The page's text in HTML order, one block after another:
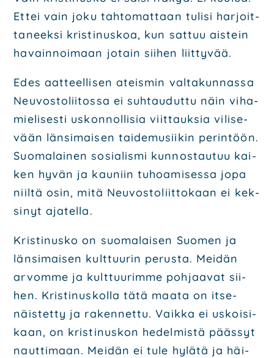
Ettei vain joku tah­to­mat­taan tuli­si har­joit­
ta­neek­si kris­ti­nus­koa, kun sat­tuu ais­tein
havain­noi­maan jotain sii­hen liit­ty­vää.
Edes aat­teel­li­sen ateis­min val­ta­kun­nas­sa
Neu­vos­to­lii­tos­sa ei suh­tau­dut­tu näin viha­
mie­li­ses­ti uskon­nol­li­sia viit­tauk­sia vili­se­
vään län­si­mai­sen tai­de­musii­kin perin­töön.
Suo­ma­lai­nen sosia­lis­mi kun­nos­tau­tuu kai­
ken hyvän ja kau­niin tuhoa­mi­ses­sa jopa
niil­tä osin, mitä Neu­vos­to­liit­to­kaan ei kek­
si­nyt aja­tel­la.
Kris­ti­nus­ko on suo­ma­lai­sen Suo­men ja
län­si­mai­sen kult­tuu­rin perus­ta. Mei­dän
arvom­me ja kult­tuu­rim­me poh­jaa­vat sii­
hen. Kris­ti­nus­kol­la tätä maa­ta on itse­
näis­tet­ty ja raken­net­tu. Vaik­ka ei uskoi­si­
kaan, on kris­ti­nus­kon hedel­mis­tä pääs­syt
naut­ti­maan. Mei­dän ei tule hylä­tä ja häi­